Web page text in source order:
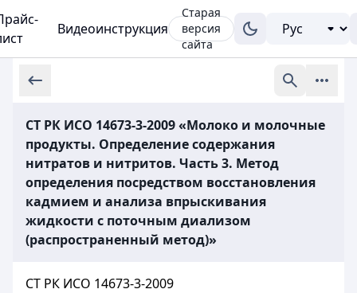
Видеоинструкция
Старая
версия
сайта
СТ РК ИСО 14673-3-2009 «Молоко и молочные
продукты. Определение содержания
нитратов и нитритов. Часть 3. Метод
определения посредством восстановления
кадмием и анализа впрыскивания
жидкости с поточным диализом
(распространенный метод)»
СТ РК ИСО 14673-3-2009